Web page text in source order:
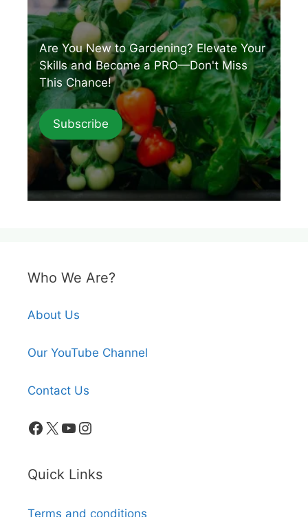
Are You New to Gardening? Elevate Your
Skills and Become a PRO—Don't Miss
This Chance!
Subscribe
Who We Are?
About Us
Our YouTube Channel
Contact Us
Facebook
X YouTube
Instagram
Quick Links
Terms and conditions